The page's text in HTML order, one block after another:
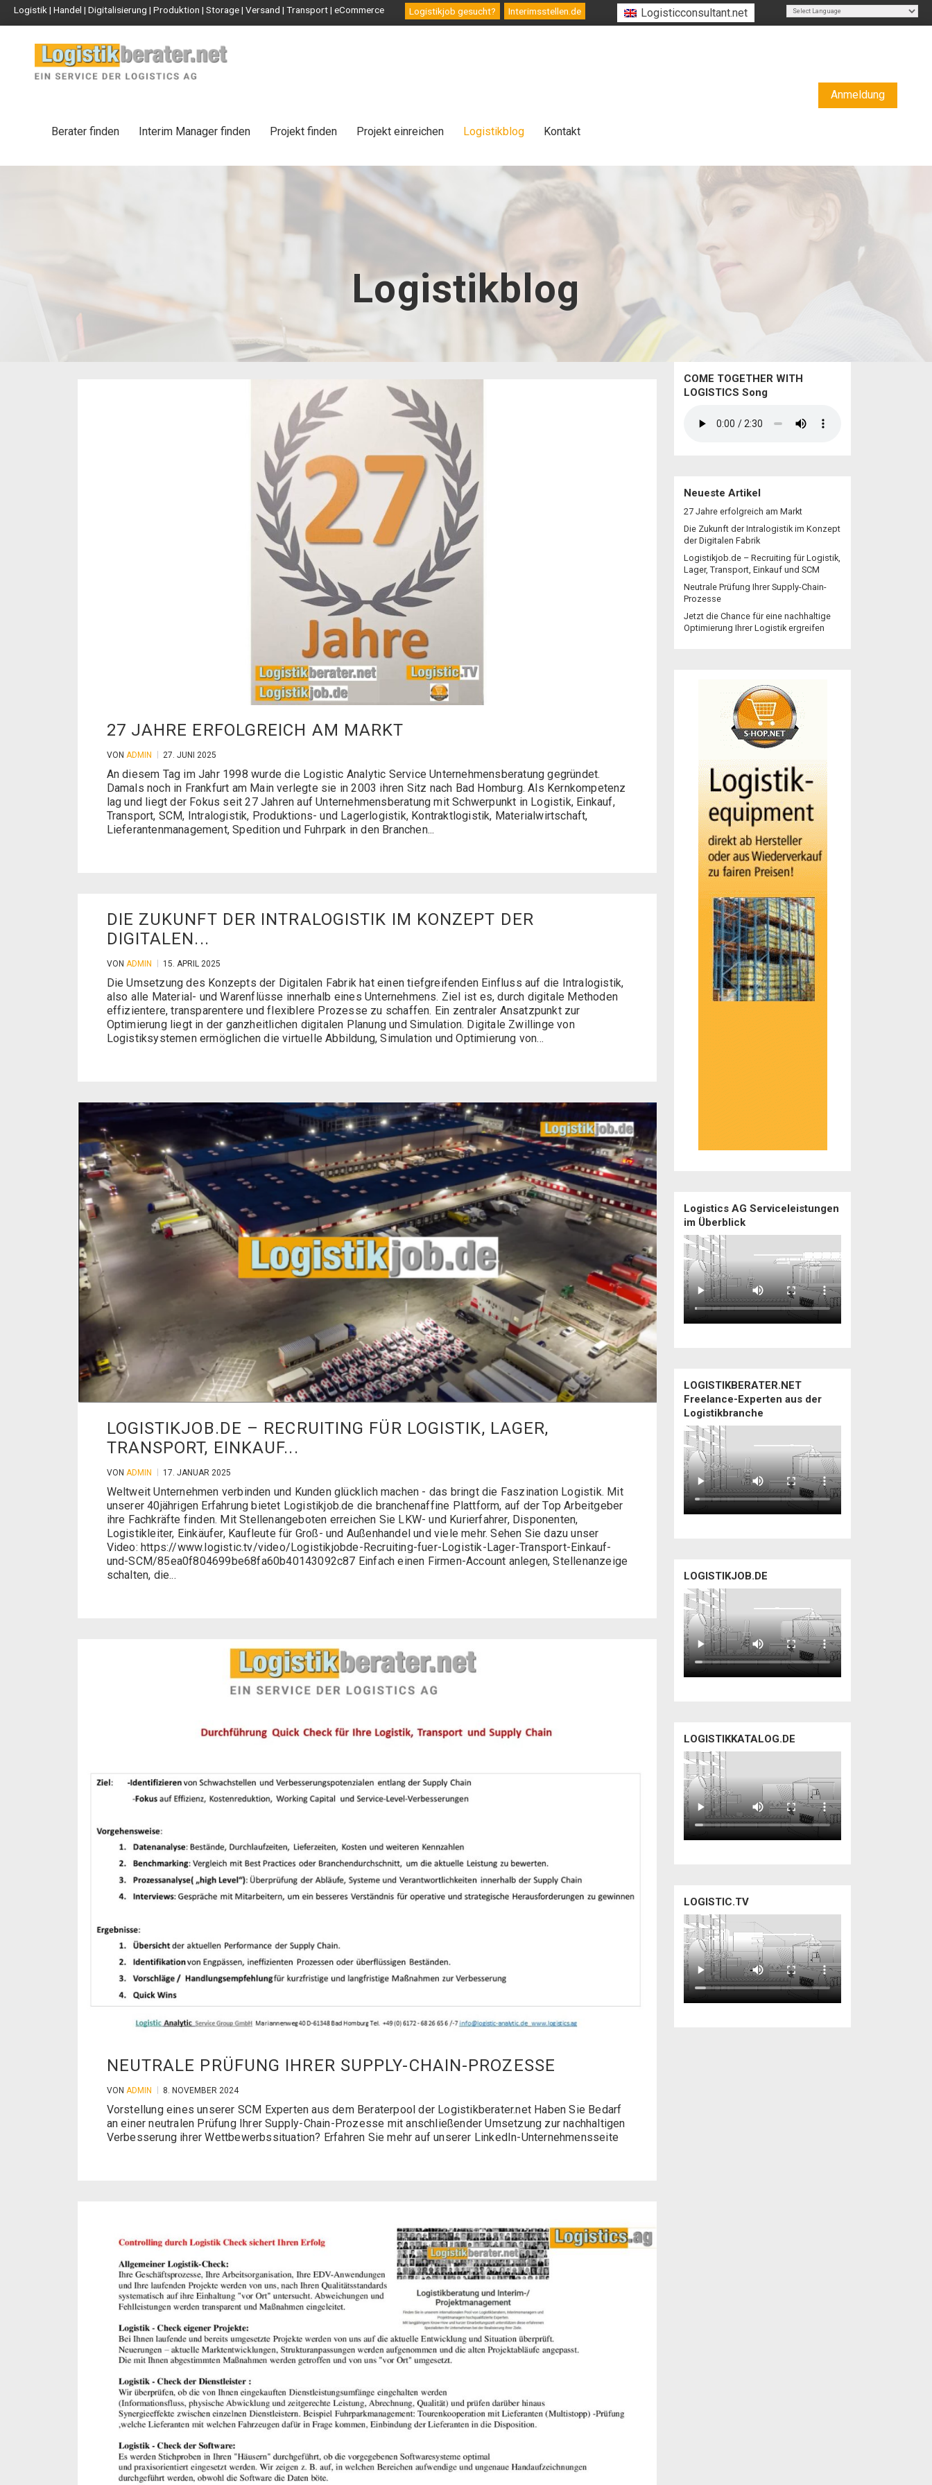
Logistik | Handel | Digitalisierung | Produktion | Storage | Versand | Transport | eCommerce Logistikjob gesucht? Interimsstellen.de
Logisticconsultant.net
Powered by
Translate
Berater finden Interim Manager finden Projekt finden Projekt einreichen Logistikblog Kontakt
Anmeldung
Logistikblog
27 JAHRE ERFOLGREICH AM MARKT
VON ADMIN 27. JUNI 2025
An diesem Tag im Jahr 1998 wurde die Logistic Analytic Service Unternehmensberatung gegründet.
Damals noch in Frankfurt am Main verlegte sie in 2003 ihren Sitz nach Bad Homburg. Als Kernkompetenz
lag und liegt der Fokus seit 27 Jahren auf Unternehmensberatung mit Schwerpunkt in Logistik, Einkauf,
Transport, SCM, Intralogistik, Produktions- und Lagerlogistik, Kontraktlogistik, Materialwirtschaft,
Lieferantenmanagement, Spedition und Fuhrpark in den Branchen...
DIE ZUKUNFT DER INTRALOGISTIK IM KONZEPT DER
DIGITALEN...
VON ADMIN 15. APRIL 2025
Die Umsetzung des Konzepts der Digitalen Fabrik hat einen tiefgreifenden Einfluss auf die Intralogistik,
also alle Material- und Warenflüsse innerhalb eines Unternehmens. Ziel ist es, durch digitale Methoden
effizientere, transparentere und flexiblere Prozesse zu schaffen. Ein zentraler Ansatzpunkt zur
Optimierung liegt in der ganzheitlichen digitalen Planung und Simulation. Digitale Zwillinge von
Logistiksystemen ermöglichen die virtuelle Abbildung, Simulation und Optimierung von...
LOGISTIKJOB.DE – RECRUITING FÜR LOGISTIK, LAGER,
TRANSPORT, EINKAUF...
VON ADMIN 17. JANUAR 2025
Weltweit Unternehmen verbinden und Kunden glücklich machen - das bringt die Faszination Logistik. Mit
unserer 40jährigen Erfahrung bietet Logistikjob.de die branchenaffine Plattform, auf der Top Arbeitgeber
ihre Fachkräfte finden. Mit Stellenangeboten erreichen Sie LKW- und Kurierfahrer, Disponenten,
Logistikleiter, Einkäufer, Kaufleute für Groß- und Außenhandel und viele mehr. Sehen Sie dazu unser
Video: https://www.logistic.tv/video/Logistikjobde-Recruiting-fuer-Logistik-Lager-Transport-Einkauf-
und-SCM/85ea0f804699be68fa60b40143092c87 Einfach einen Firmen-Account anlegen, Stellenanzeige
schalten, die...
NEUTRALE PRÜFUNG IHRER SUPPLY-CHAIN-PROZESSE
VON ADMIN 8. NOVEMBER 2024
Vorstellung eines unserer SCM Experten aus dem Beraterpool der Logistikberater.net Haben Sie Bedarf
an einer neutralen Prüfung Ihrer Supply-Chain-Prozesse mit anschließender Umsetzung zur nachhaltigen
Verbesserung ihrer Wettbewerbssituation? Erfahren Sie mehr auf unserer LinkedIn-Unternehmensseite
COME TOGETHER WITH
LOGISTICS Song
Neueste Artikel
27 Jahre erfolgreich am Markt
Die Zukunft der Intralogistik im Konzept
der Digitalen Fabrik
Logistikjob.de – Recruiting für Logistik,
Lager, Transport, Einkauf und SCM
Neutrale Prüfung Ihrer Supply-Chain-
Prozesse
Jetzt die Chance für eine nachhaltige
Optimierung Ihrer Logistik ergreifen
Logistics AG Serviceleistungen
im Überblick
LOGISTIKBERATER.NET
Freelance-Experten aus der
Logistikbranche
LOGISTIKJOB.DE
LOGISTIKKATALOG.DE
LOGISTIC.TV